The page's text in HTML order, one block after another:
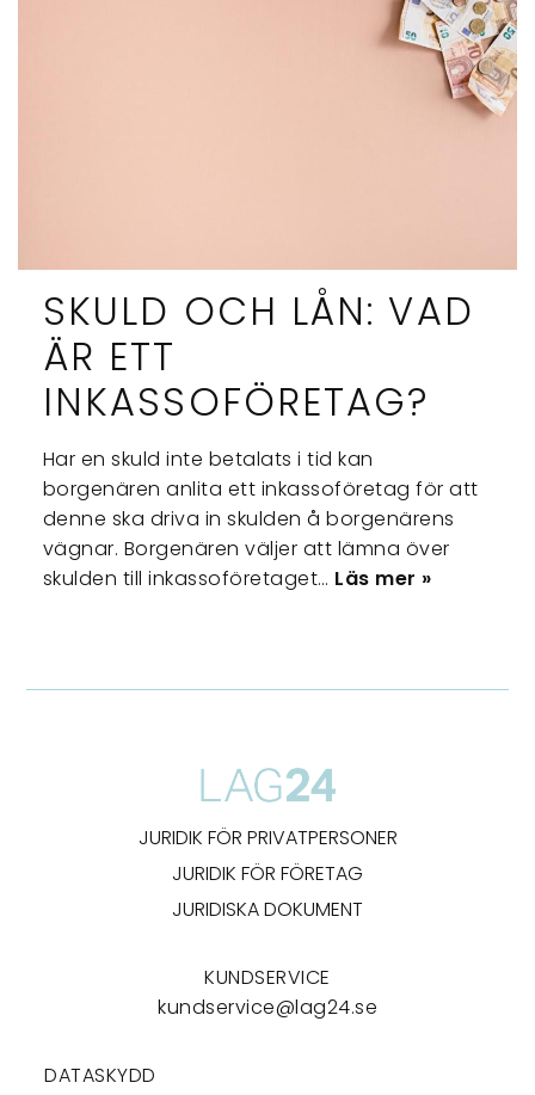
SKULD OCH LÅN: VAD
ÄR ETT
INKASSOFÖRETAG?
Har en skuld inte betalats i tid kan
borgenären anlita ett inkassoföretag för att
denne ska driva in skulden å borgenärens
vägnar. Borgenären väljer att lämna över
skulden till inkassoföretaget… Läs mer »
JURIDIK FÖR PRIVATPERSONER
JURIDIK FÖR FÖRETAG
JURIDISKA DOKUMENT
KUNDSERVICE
kundservice@lag24.se
DATASKYDD